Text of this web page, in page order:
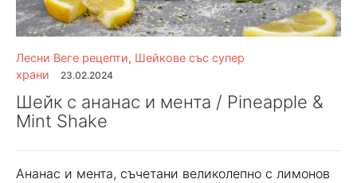
Лесни Веге рецепти, Шейкове със супер
храни
23.02.2024
Шейк с ананас и мента / Pineapple &
Mint Shake
Ананас и мента, съчетани великолепно с лимонов